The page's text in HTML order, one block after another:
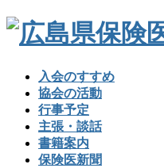
入会のすすめ
協会の活動
行事予定
主張・談話
書籍案内
保険医新聞